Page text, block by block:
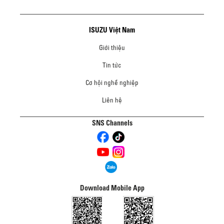
ISUZU Việt Nam
Giới thiệu
Tin tức
Cơ hội nghề nghiệp
Liên hệ
SNS Channels
Download Mobile App